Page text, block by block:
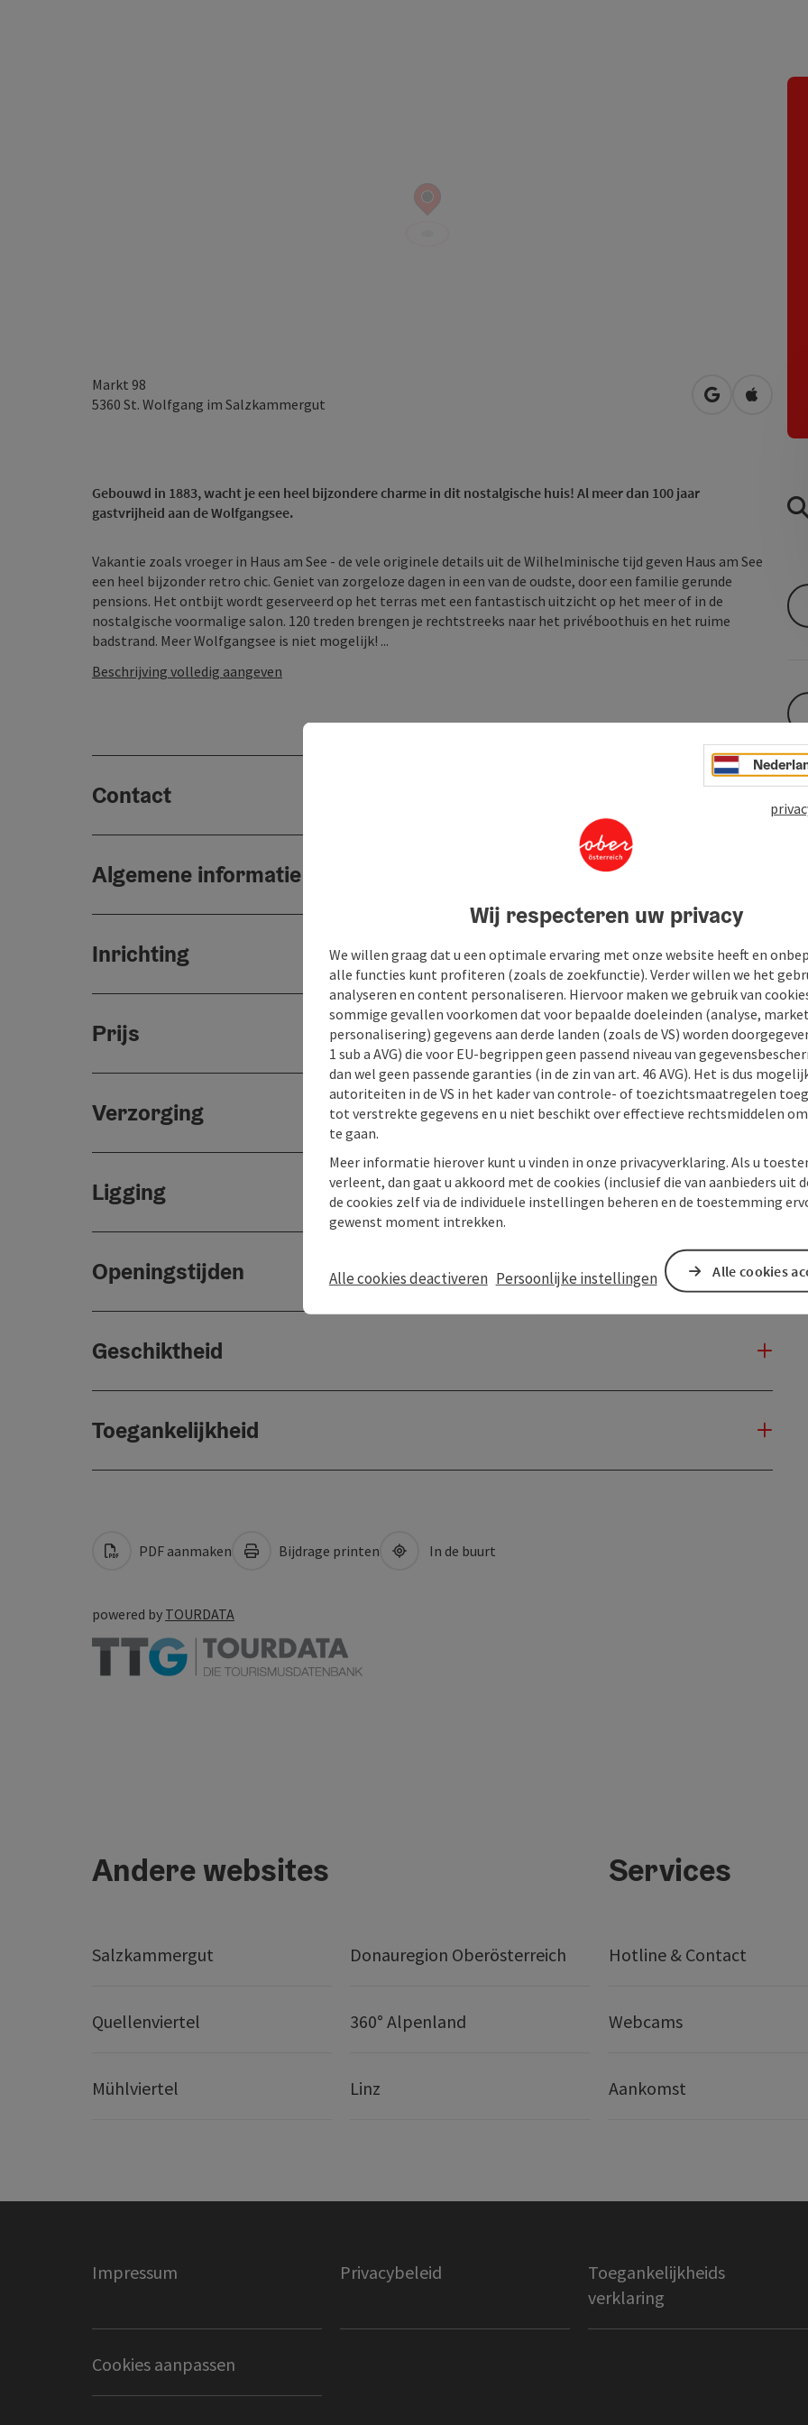
Markt 98
5360 St. Wolfgang im Salzkammergut Openen inOpenen
Gebouwd in 1883, wacht je een heel bijzondere charme in dit nostalgische huis! Al meer dan 100 jaar
gastvrijheid aan de Wolfgangsee.
Vakantie zoals vroeger in Haus am See - de vele originele details uit de Wilhelminische tijd geven Haus am See
een heel bijzonder retro chic. Geniet van zorgeloze dagen in een van de oudste, door een familie gerunde
pensions. Het ontbijt wordt geserveerd op het terras met een fantastisch uitzicht op het meer of in de
nostalgische voormalige salon. 120 treden brengen je rechtstreeks naar het privéboothuis en het ruime
badstrand. Meer Wolfgangsee is niet mogelijk! ...
Beschrijving volledig aangeven
Contact
Algemene informatie
Inrichting
Prijs
Verzorging
Ligging
Openingstijden
Geschiktheid
Toegankelijkheid
PDF aanmaken Bijdrage printen In de buurt
powered by TOURDATA
Andere websites
Salzkammergut Donauregion Oberösterreich
Quellenviertel 360° Alpenland
Mühlviertel Linz
Services
Hotline & Contact
Webcams
Aankomst
Impressum Privacybeleid
Toegankelijkheids
verklaring
Cookies aanpassen
Wij respecteren uw privacy
We willen graag dat u een optimale ervaring met onze website heeft en
alle functies kunt profiteren (zoals de zoekfunctie). Verder willen we het
analyseren en content personaliseren. Hiervoor maken we gebruik van
sommige gevallen voorkomen dat voor bepaalde doeleinden (analyse,
personalisering) gegevens aan derde landen (zoals de VS) worden
1 sub a AVG) die voor EU-begrippen geen passend niveau van
dan wel geen passende garanties (in de zin van art. 46 AVG). Het is dus
autoriteiten in de VS in het kader van controle- of toezichtsmaatregelen
tot verstrekte gegevens en u niet beschikt over effectieve rechtsmiddelen
te gaan.
Meer informatie hierover kunt u vinden in onze privacyverklaring. Als u
verleent, dan gaat u akkoord met de cookies (inclusief die van aanbieders uit
de cookies zelf via de individuele instellingen beheren en de toestemming
gewenst moment intrekken.
Alle cookies deactiveren Persoonlijke instellingen Alle cookies